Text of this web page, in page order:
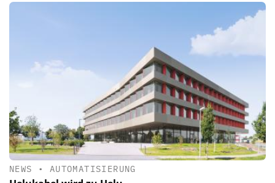
NEWS • AUTOMATISIERUNG